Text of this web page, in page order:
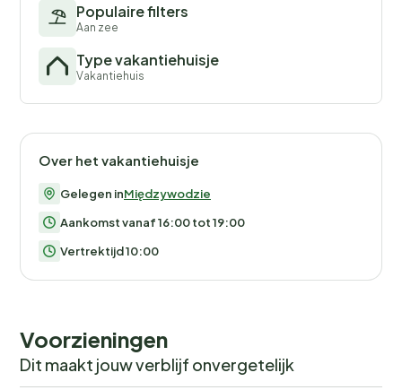
Populaire filters
Aan zee
Type vakantiehuisje
Vakantiehuis
Over het vakantiehuisje
Gelegen inMiędzywodzie
Aankomst vanaf 16:00 tot 19:00
Vertrektijd 10:00
Voorzieningen
Dit maakt jouw verblijf onvergetelijk